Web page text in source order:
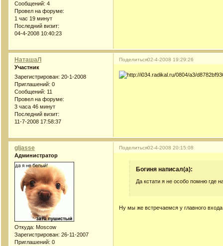
Сообщений: 4
Провел на форуме:
1 час 19 минут
Последний визит:
04-4-2008 10:40:23
Поделиться02-4-2008 19:29:26
НаташаЛ
Участник
Зарегистрирован: 20-1-2008
Приглашений: 0
Сообщений: 11
Провел на форуме:
3 часа 46 минут
Последний визит:
11-7-2008 17:58:37
Поделиться02-4-2008 20:15:08
gljasse
Администратор
Откуда: Moscow
Зарегистрирован: 26-11-2007
Приглашений: 0
Богиня написал(а):
Да кстати я не особо помню где
Ну мы же встречаемся у главного